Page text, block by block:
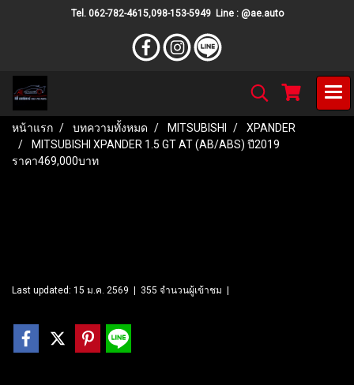
Tel. 062-782-4615,098-153-5949 Line : @ae.auto
หน้าแรก บทความทั้งหมด MITSUBISHI
XPANDER
MITSUBISHI XPANDER 1.5 GT AT (AB/ABS) ปี2019
ราคา469,000บาท
Last updated: 15 ม.ค. 2569 355 จำนวนผู้เข้าชม